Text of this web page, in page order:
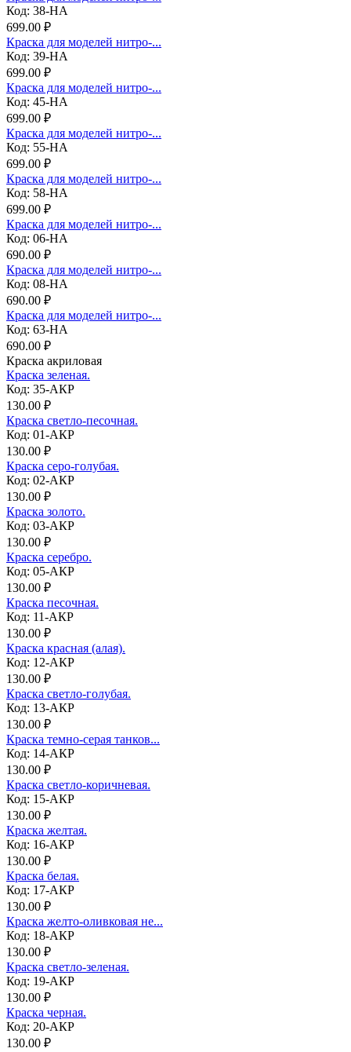
Код: 38-НА
699.00 ₽
Краска для моделей нитро-...
Код: 39-НА
699.00 ₽
Краска для моделей нитро-...
Код: 45-НА
699.00 ₽
Краска для моделей нитро-...
Код: 55-НА
699.00 ₽
Краска для моделей нитро-...
Код: 58-НА
699.00 ₽
Краска для моделей нитро-...
Код: 06-НА
690.00 ₽
Краска для моделей нитро-...
Код: 08-НА
690.00 ₽
Краска для моделей нитро-...
Код: 63-НА
690.00 ₽
Краска акриловая
Краска зеленая.
Код: 35-АКР
130.00 ₽
Краска светло-песочная.
Код: 01-АКР
130.00 ₽
Краска серо-голубая.
Код: 02-АКР
130.00 ₽
Краска золото.
Код: 03-АКР
130.00 ₽
Краска серебро.
Код: 05-АКР
130.00 ₽
Краска песочная.
Код: 11-АКР
130.00 ₽
Краска красная (алая).
Код: 12-АКР
130.00 ₽
Краска светло-голубая.
Код: 13-АКР
130.00 ₽
Краска темно-серая танков...
Код: 14-АКР
130.00 ₽
Краска светло-коричневая.
Код: 15-АКР
130.00 ₽
Краска желтая.
Код: 16-АКР
130.00 ₽
Краска белая.
Код: 17-АКР
130.00 ₽
Краска желто-оливковая не...
Код: 18-АКР
130.00 ₽
Краска светло-зеленая.
Код: 19-АКР
130.00 ₽
Краска черная.
Код: 20-АКР
130.00 ₽